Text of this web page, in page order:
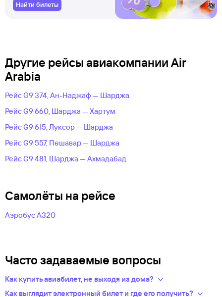
Найти билеты
Другие рейсы авиакомпании Air
Arabia
Рейс G9 374, Ан-Наджаф — Шарджа
Рейс G9 660, Шарджа — Хартум
Рейс G9 615, Луксор — Шарджа
Рейс G9 557, Пешавар — Шарджа
Рейс G9 481, Шарджа — Ахмадабад
Самолёты на рейсе
Аэробус А320
Часто задаваемые вопросы
Как купить авиабилет, не выходя из дома?
Укажите в нужных полях маршрут, дату поездки и число
Как выглядит электронный билет и где его получить?